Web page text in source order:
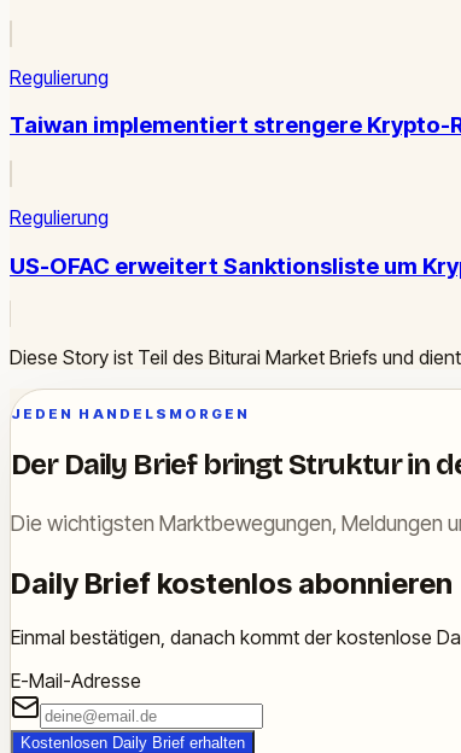
Regulierung
Taiwan implementiert strengere Krypto-
Regulierung
US-OFAC erweitert Sanktionsliste um
Diese Story ist Teil des Biturai Market Briefs und
JEDEN HANDELSMORGEN
Der Daily Brief bringt Struktur in
Die wichtigsten Marktbewegungen, Meldungen
Daily Brief kostenlos abonnieren
Einmal bestätigen, danach kommt der kostenlose
E-Mail-Adresse
Kostenlosen Daily Brief erhalten